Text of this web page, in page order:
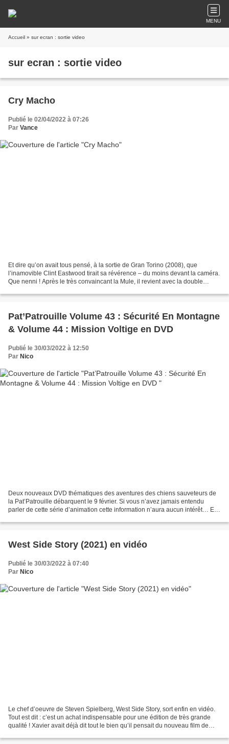
MENU
Accueil » sur ecran : sortie video
sur ecran : sortie video
Cry Macho
Publié le 02/04/2022 à 07:26
Par Vance
Et dire qu’on avait tous pensé, à la sortie de Gran Torino (2008), que
l’inamovible Clint Eastwood tirait sa révérence – du moins devant la caméra.
Que nenni ! Après le très convaincant la Mule, il revient avec la double
Pat’Patrouille Volume 43 : Sécurité En Montagne
& Volume 44 : Mission Voltige en DVD
Publié le 30/03/2022 à 12:50
Par Nico
Deux nouveaux DVD thématiques des aventures des chiens sauveteurs de
la Pat’Patrouille débarquent le 9 février. Si vous n’avez jamais entendu
parler de cette série d’animation cette information n’aura aucun intérêt… En
West Side Story (2021) en vidéo
Publié le 30/03/2022 à 07:40
Par Nico
Le chef d’oeuvre de Steven Spielberg, West Side Story, sort enfin en vidéo.
Tout est dit : c’est un achat indispensable pour une édition de très grande
qualité ! Xavier avait déjà dit tout le bien qu’il pensait du nouveau film de